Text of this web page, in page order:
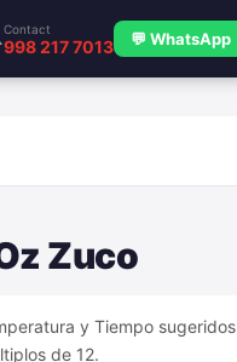
Contact
998 217 7013 💬 WhatsApp
Zuco
y Tiempo sugeridos
de 12.